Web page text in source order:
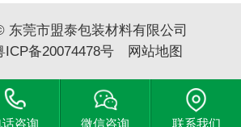
东莞市盟泰包装材料有限公司
ICP备20074478号 网站地图
话咨询 微信咨询 联系我们